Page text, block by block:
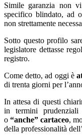
Simile garanzia non
specifico blindato, ad
non strettamente
Sotto questo profilo
legislatore dettasse
registro.
Come detto, ad oggi è
di trenta giorni per
In attesa di questi
in termini
o “anche” cartaceo,
della professionalità